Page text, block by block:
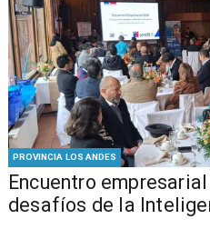
PROVINCIA LOS ANDES
Encuentro
desafíos de la